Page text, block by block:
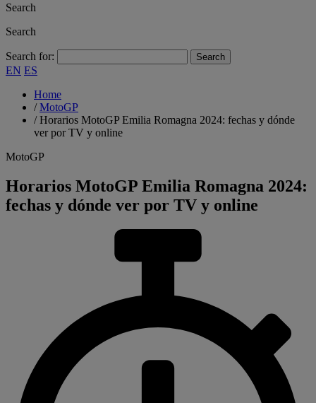
Search
Search
Search for:
EN ES
Home
/MotoGP
/Horarios MotoGP Emilia Romagna 2024: fechas y dónde
ver por TV y online
MotoGP
Horarios MotoGP Emilia Romagna 2024:
fechas y dónde ver por TV y online